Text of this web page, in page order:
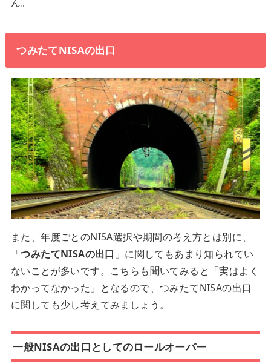
つみたてNISAの出口
また、年度ごとのNISA選択や期間の考え方とは別に、
「つみたてNISAの出口 」に関してもあまり知られてい
ないことが多いです。こちらも聞いてみると「実はよく
わかってなかった」となるので、つみたてNISAの出口
に関しても少し考えてみましょう。
一般NISAの出口としてのロールオーバー